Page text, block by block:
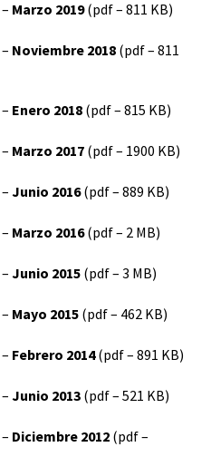
– Marzo 2019(pdf – 811 KB)
– Noviembre 2018 (pdf – 811
– Enero 2018 (pdf – 815 KB)
– Marzo 2017 (pdf – 1900 KB)
– Junio 2016(pdf – 889 KB)
– Marzo 2016(pdf – 2 MB)
– Junio 2015 (pdf – 3 MB)
– Mayo 2015 (pdf – 462 KB)
– Febrero 2014(pdf – 891 KB)
– Junio 2013 (pdf – 521 KB)
– Diciembre 2012 (pdf –